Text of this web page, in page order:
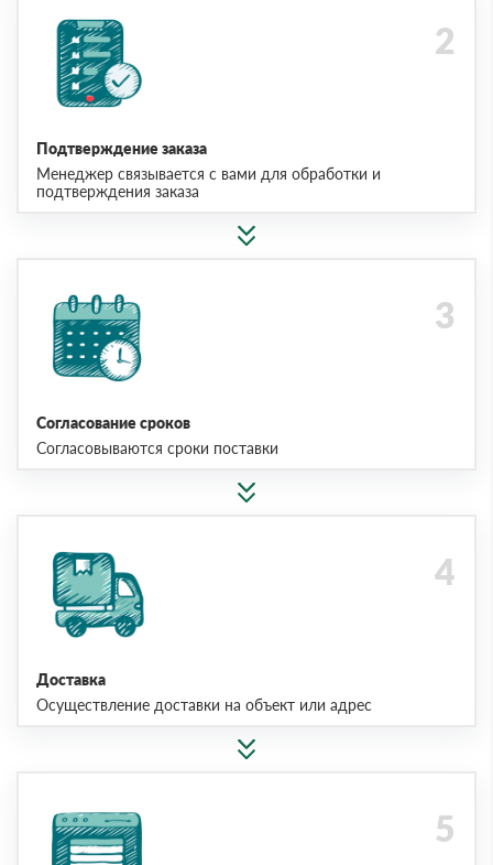
Подтверждение заказа
Менеджер связывается с вами для обработки и
подтверждения заказа
Согласование сроков
Согласовываются сроки поставки
Доставка
Осуществление доставки на объект или адрес